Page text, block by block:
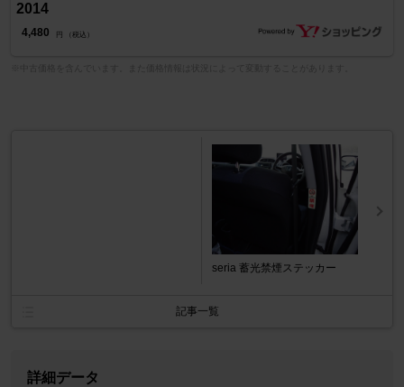
2014
4,480 円 （税込）
seria 蓄光禁煙ステッカー
記事一覧
詳細データ